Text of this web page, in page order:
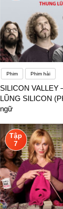
Phim Phim hài
SILICON VALLEY
LŨNG SILICON
ngữ
Tập
7